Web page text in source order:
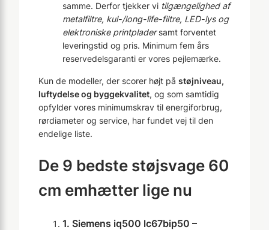
samme. Derfor tjekker vi tilgængelighed af
metalfiltre, kul-/long-life-filtre, LED-lys og
elektroniske printpladersamt forventet
leveringstid og pris. Minimum fem års
reservedelsgaranti er vores pejlemærke.
Kun de modeller, der scorer højt på støjniveau,
luftydelse og byggekvalitet, og som samtidig
opfylder vores minimumskrav til energiforbrug,
rørdiameter og service, har fundet vej til den
endelige liste.
De 9 bedste støjsvage 60
cm emhætter lige nu
1. Siemens iq500 lc67bip50 –